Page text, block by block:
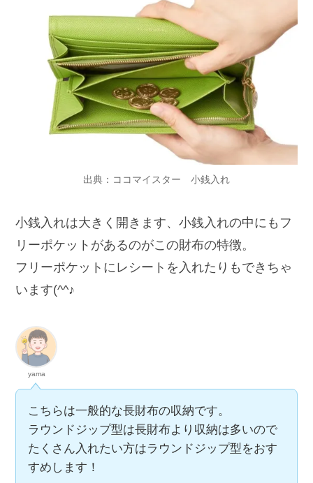
出典：ココマイスター 小銭入れ
小銭入れは大きく開きます、小銭入れの中にもフ
リーポケットがあるのがこの財布の特徴。
フリーポケットにレシートを入れたりもできちゃ
います(^^♪
yama
こちらは一般的な長財布の収納です。
ラウンドジップ型は長財布より収納は多いので
たくさん入れたい方はラウンドジップ型をおす
すめします！